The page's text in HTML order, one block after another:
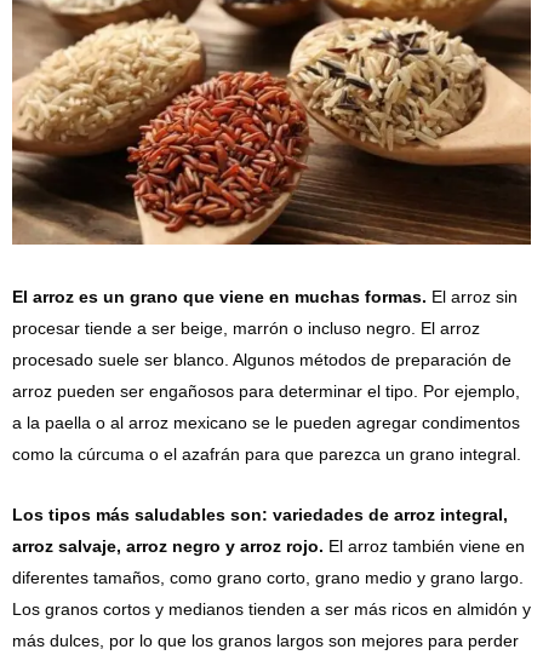
El arroz es un grano que viene en muchas formas. El arroz sin
procesar tiende a ser beige, marrón o incluso negro. El arroz
procesado suele ser blanco. Algunos métodos de preparación de
arroz pueden ser engañosos para determinar el tipo. Por ejemplo,
a la paella o al arroz mexicano se le pueden agregar condimentos
como la cúrcuma o el azafrán para que parezca un grano integral.
Los tipos más saludables son: variedades de arroz integral,
arroz salvaje, arroz negro y arroz rojo. El arroz también viene en
diferentes tamaños, como grano corto, grano medio y grano largo.
Los granos cortos y medianos tienden a ser más ricos en almidón y
más dulces, por lo que los granos largos son mejores para perder